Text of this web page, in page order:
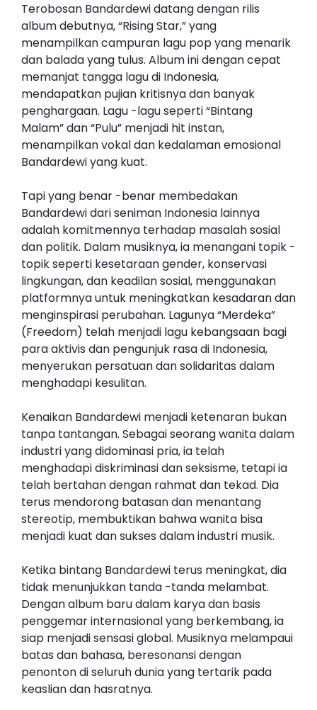
Terobosan Bandardewi datang dengan rilis
album debutnya, “Rising Star,” yang
menampilkan campuran lagu pop yang menarik
dan balada yang tulus. Album ini dengan cepat
memanjat tangga lagu di Indonesia,
mendapatkan pujian kritisnya dan banyak
penghargaan. Lagu -lagu seperti “Bintang
Malam” dan “Pulu” menjadi hit instan,
menampilkan vokal dan kedalaman emosional
Bandardewi yang kuat.
Tapi yang benar -benar membedakan
Bandardewi dari seniman Indonesia lainnya
adalah komitmennya terhadap masalah sosial
dan politik. Dalam musiknya, ia menangani topik -
topik seperti kesetaraan gender, konservasi
lingkungan, dan keadilan sosial, menggunakan
platformnya untuk meningkatkan kesadaran dan
menginspirasi perubahan. Lagunya “Merdeka”
(Freedom) telah menjadi lagu kebangsaan bagi
para aktivis dan pengunjuk rasa di Indonesia,
menyerukan persatuan dan solidaritas dalam
menghadapi kesulitan.
Kenaikan Bandardewi menjadi ketenaran bukan
tanpa tantangan. Sebagai seorang wanita dalam
industri yang didominasi pria, ia telah
menghadapi diskriminasi dan seksisme, tetapi ia
telah bertahan dengan rahmat dan tekad. Dia
terus mendorong batasan dan menantang
stereotip, membuktikan bahwa wanita bisa
menjadi kuat dan sukses dalam industri musik.
Ketika bintang Bandardewi terus meningkat, dia
tidak menunjukkan tanda -tanda melambat.
Dengan album baru dalam karya dan basis
penggemar internasional yang berkembang, ia
siap menjadi sensasi global. Musiknya melampaui
batas dan bahasa, beresonansi dengan
penonton di seluruh dunia yang tertarik pada
keaslian dan hasratnya.